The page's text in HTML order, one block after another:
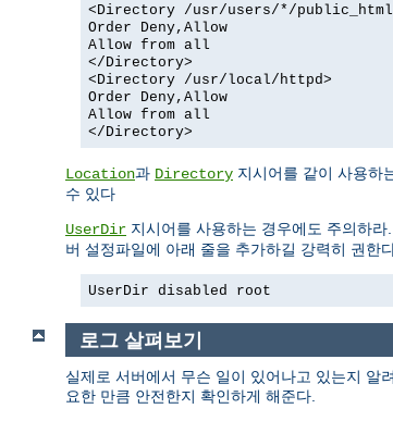
<Directory /usr/users/*/
Order Deny,Allow
Allow from all
</Directory>
<Directory /usr/local/httpd>
Order Deny,Allow
Allow from all
</Directory>
Location과 Directory 지시어를 같이 사용하
수 있다
UserDir 지시어를 사용하는 경우에도 주의하
버 설정파일에 아래 줄을 추가하길 강력히 권한
UserDir disabled root
로그 살펴보기
실제로 서버에서 무슨 일이 있어나고 있는지 알
요한 만큼 안전한지 확인하게 해준다.